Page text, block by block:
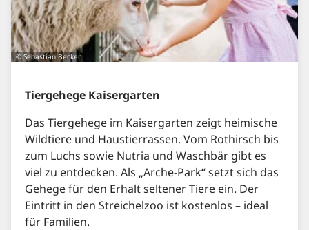
© Sebastian Becker
Tiergehege Kaisergarten
Das Tiergehege im Kaisergarten zeigt heimische
Wildtiere und Haustierrassen. Vom Rothirsch bis
zum Luchs sowie Nutria und Waschbär gibt es
viel zu entdecken. Als „Arche-Park“ setzt sich das
Gehege für den Erhalt seltener Tiere ein. Der
Eintritt in den Streichelzoo ist kostenlos – ideal
für Familien.